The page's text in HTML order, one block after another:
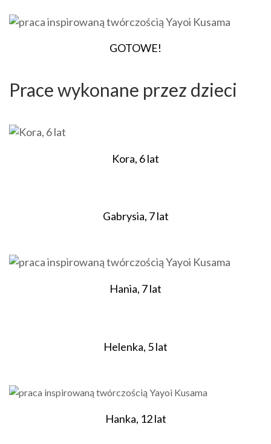
GOTOWE!
Prace wykonane przez dzieci
Kora, 6 lat
Gabrysia, 7 lat
Hania, 7 lat
Helenka, 5 lat
Hanka, 12 lat